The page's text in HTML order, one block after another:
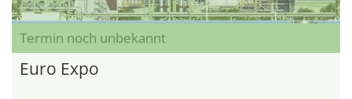
Termin noch unbekannt
Euro Expo